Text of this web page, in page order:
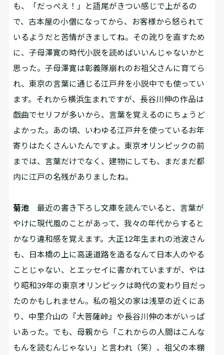
も、「だっぺえ！」と語尾がきつい感じで上がるの
で、古本屋の小僧になってから、お客様から怒られて
いるようだと苦情がきましてね。その訛りを直すため
に、子母澤寛の時代小説を読めばいいんじゃないかと
思った。子母澤寛は彰義隊崩れのお祖父さんに育てら
れ、東京の言葉に通じる江戸弁を小説中でも使ってい
ます。それから横浜生まれですが、長谷川伸の作品は
戯曲でセリフが多いから、言葉を覚えるのにちょうど
よかった。あの頃、いわゆる江戸弁を使っているお年
寄りはたくさんいたんですよ。東京オリンピックの前
までは、言葉だけでなく、建物にしても、まだまだ都
内に江戸の名残がありましたね。
菊池 最近の書き下ろし文庫を読んでいると、言葉が
やけに現代風のことがあって、我々の年代からすると
かなり違和感を覚えます。大正12年生まれの池波さん
も、日本橋の上に高速道路を造るなんて日本人のやる
ことじゃない、とエッセイに書かれていますが、やは
り昭和39年の東京オリンピックは時代の変わり目だっ
たのかもしれません。私の祖父の家は浅草の近くにあ
り、中里介山の『大菩薩峠』や長谷川伸の本がいっぱ
いあった。でも、母親から「これからの人間はこんな
もんを読むんじゃない」と言われ（笑）、祖父の本棚